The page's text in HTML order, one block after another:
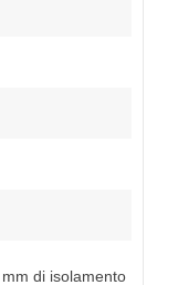
di isolamento